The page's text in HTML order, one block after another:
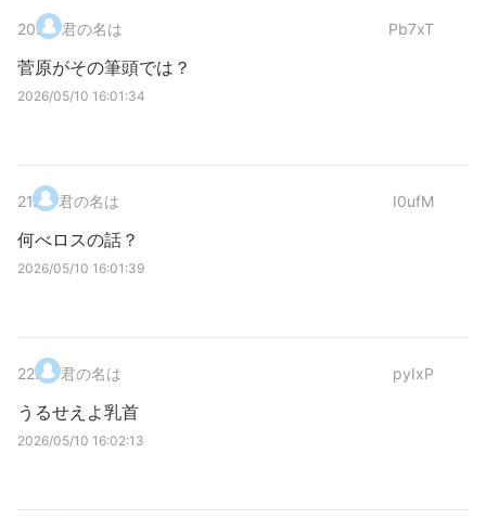
20. 君の名は Pb7xT
菅原がその筆頭では？
2026/05/10 16:01:34
21. 君の名は I0ufM
何べロスの話？
2026/05/10 16:01:39
22. 君の名は pyIxP
うるせえよ乳首
2026/05/10 16:02:13